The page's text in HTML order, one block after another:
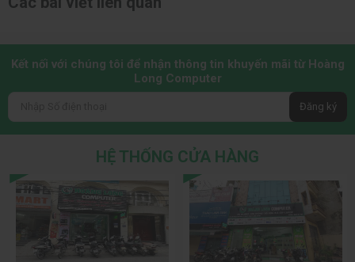
Kết nối với chúng tôi để nhận thông tin khuyến mãi từ Hoàng
Long Computer
Đăng ký
HỆ THỐNG CỬA HÀNG